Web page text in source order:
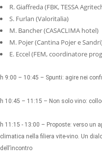
R. Giaffreda (FBK, TESSA
S. Furlan (Valoritalia)
M. Bancher (CASACLIMA hotel)
M. Pojer (Cantina Pojer e
E. Eccel (FEM, coordinatore
h 9:00 – 10:45 – Spunti: agire nei
h 10:45 – 11:15 – Non solo vino:
h 11:15 - 13:00 – Proposte: verso un
climatica nella filiera vite-vino. Un
dell’incontro